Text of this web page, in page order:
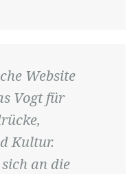
Website
Vogt für
Kultur.
an die